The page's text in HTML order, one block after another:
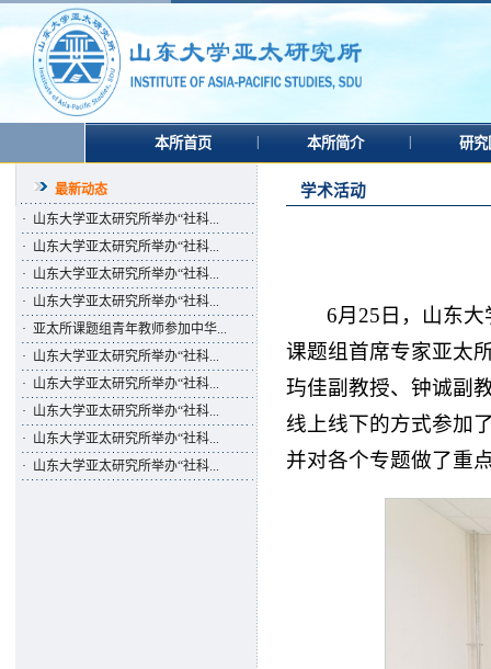
本所首页 本所简介 研
最新动态
· 山东大学亚太研究所举办“社科...
· 山东大学亚太研究所举办“社科...
· 山东大学亚太研究所举办“社科...
· 山东大学亚太研究所举办“社科...
· 亚太所课题组青年教师参加中华...
· 山东大学亚太研究所举办“社科...
· 山东大学亚太研究所举办“社科...
· 山东大学亚太研究所举办“社科...
· 山东大学亚太研究所举办“社科...
· 山东大学亚太研究所举办“社科...
学术活动
6月25日，山东
课题组首席专家亚太
玙佳副教授、钟诚副
线上线下的方式参加
并对各个专题做了重